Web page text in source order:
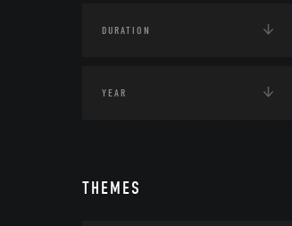
THEMES